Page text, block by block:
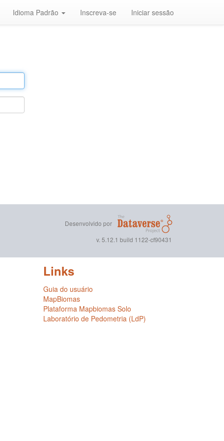
Idioma Padrão Inscreva-se Iniciar sessão
Desenvolvido por
v. 5.12.1 build 1122-cf90431
Links
Guia do usuário
MapBiomas
Plataforma Mapbiomas Solo
Laboratório de Pedometria (LdP)